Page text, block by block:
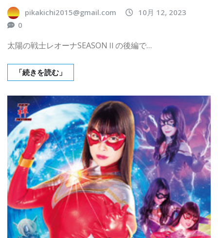
pikakichi2015@gmail.com
10月 12, 2023
0
太陽の戦士レオーナSEASONⅡの後編で…
「続きを読む」